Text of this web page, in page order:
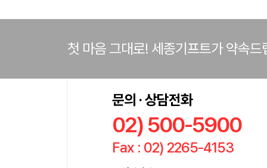
첫 마음 그대로! 세종기프트가 약속드
문의 · 상담전화
02) 500-5900
Fax : 02) 2265-4153